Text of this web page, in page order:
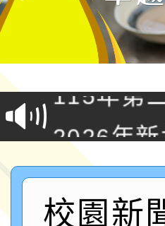
轉知桃
桃「我
案，詳如
2026年
鐵人三項
桃園市
「2026
校園新